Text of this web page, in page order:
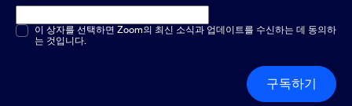
객관식 또는 단답형*
이 상자를 선택하면 Zoom의 최신 소식과 업데이트를 수신하는 데 동의하
는 것입니다.
구독하기